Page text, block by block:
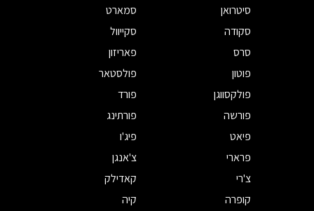
סיטרואן
סמארט
סקודה
סקייוול
סרס
פאריזון
פוטון
פולסטאר
פולקסווגן
פורד
פורשה
פורתינג
פיאט
פיג'ו
פרארי
צ'אנגן
צ'רי
קאדילק
קופרה
קיה